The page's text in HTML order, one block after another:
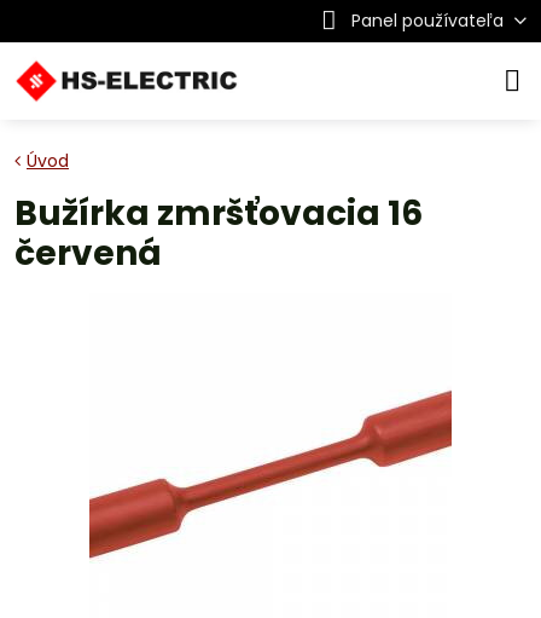
Panel používateľa
Úvod
Bužírka zmršťovacia 16
červená